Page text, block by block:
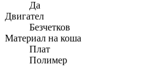
Да
Двигател
Безчетков
Материал на коша
Плат
Полимер